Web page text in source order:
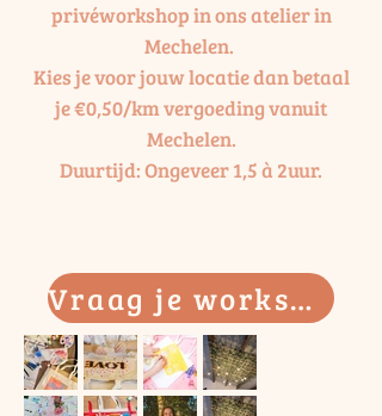
privéworkshop in ons atelier in
Mechelen.
Kies je voor jouw locatie dan betaal
je €0,50/km vergoeding vanuit
Mechelen.
Duurtijd: Ongeveer 1,5 à 2uur.
Vraag je workshop aan